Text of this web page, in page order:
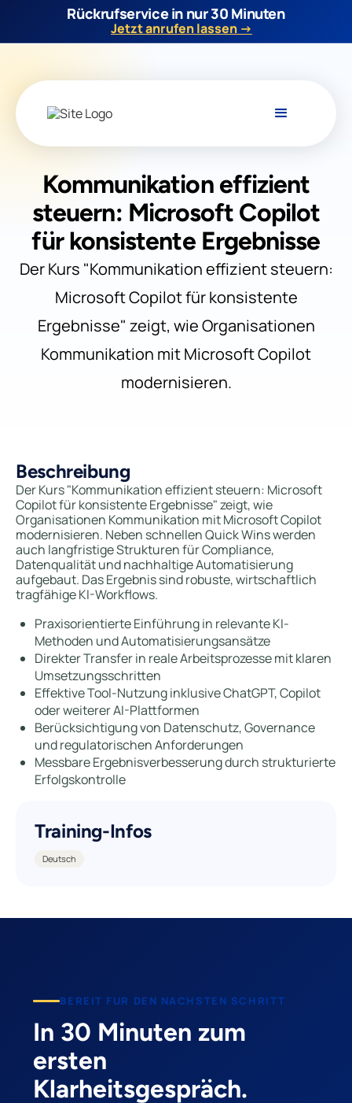
Rückrufservice in nur 30 Minuten
Jetzt anrufen lassen →
Kommunikation effizient
steuern: Microsoft Copilot
für konsistente Ergebnisse
Der Kurs "Kommunikation effizient steuern:
Microsoft Copilot für konsistente
Ergebnisse" zeigt, wie Organisationen
Kommunikation mit Microsoft Copilot
modernisieren.
Beschreibung
Der Kurs "Kommunikation effizient steuern: Microsoft
Copilot für konsistente Ergebnisse" zeigt, wie
Organisationen Kommunikation mit Microsoft Copilot
modernisieren. Neben schnellen Quick Wins werden
auch langfristige Strukturen für Compliance,
Datenqualität und nachhaltige Automatisierung
aufgebaut. Das Ergebnis sind robuste, wirtschaftlich
tragfähige KI-Workflows.
Praxisorientierte Einführung in relevante KI-
Methoden und Automatisierungsansätze
Direkter Transfer in reale Arbeitsprozesse mit klaren
Umsetzungsschritten
Effektive Tool-Nutzung inklusive ChatGPT, Copilot
oder weiterer AI-Plattformen
Berücksichtigung von Datenschutz, Governance
und regulatorischen Anforderungen
Messbare Ergebnisverbesserung durch strukturierte
Erfolgskontrolle
Training-Infos
Deutsch
BEREIT FUR DEN NACHSTEN SCHRITT
In 30 Minuten zum
ersten
Klarheitsgespräch.